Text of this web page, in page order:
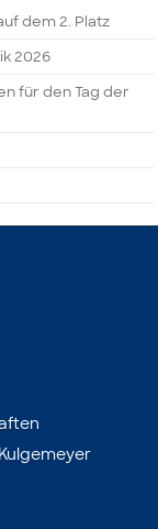
dem 2. Platz
2026
für den Tag der